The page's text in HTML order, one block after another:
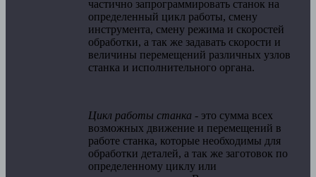
частично запрограммировать станок на
определенный цикл работы, смену
инструмента, смену режима и скоростей
обработки, а так же задавать скорости и
величины перемещений различных узлов
станка и исполнительного органа.
Цикл работы станка - это сумма всех
возможных движение и перемещений в
работе станка, которые необходимы для
обработки деталей, а так же заготовок по
определенному циклу или